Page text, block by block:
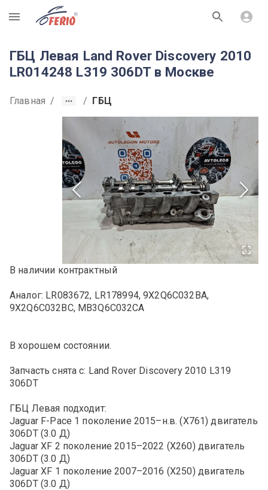
R
ГБЦ Левая Land Rover Discovery 2010
LR014248 L319 306DT в Москве
Главная / / ГБЦ
В наличии контрактный
Аналог: LR083672, LR178994, 9X2Q6C032BA,
9X2Q6C032BC, MB3Q6C032CA
В хорошем состоянии.
Запчасть снята с: Land Rover Discovery 2010 L319
306DT
ГБЦ Левая подходит:
Jaguar F-Pace 1 поколение 2015–н.в. (X761) двигатель
306DT (3.0 Д)
Jaguar XF 2 поколение 2015–2022 (X260) двигатель
306DT (3.0 Д)
Jaguar XF 1 поколение 2007–2016 (X250) двигатель
306DT (3.0 Д)